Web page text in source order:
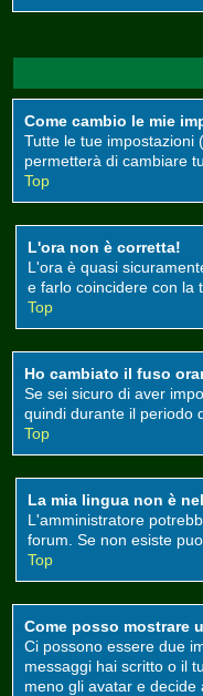
Come cambio le mie
Tutte le tue impostazioni
permetterà di cambiare
Top
L'ora non è corretta!
L'ora è quasi
e farlo coincidere con la
Top
Ho cambiato il fuso
Se sei sicuro di aver
quindi durante il periodo
Top
La mia lingua non è
L'amministratore
forum. Se non esiste
Top
Come posso mostrare
Ci possono essere due
messaggi hai scritto o il
meno gli avatar e decide